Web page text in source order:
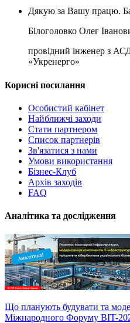
Дякую за Вашу працю.
Білоголовко Олег
провідний інженер з
«Укренерго»
Корисні посилання
Особистий кабінет
Найближчі заходи
Стати партнером
Список партнерів
Зв'язатися з нами
Умови використання
Бізнес-Клуб
Архів заходів
FAQ
Аналітика та дослідження
Що планують будувати та
Міжнародного Форуму BIT-